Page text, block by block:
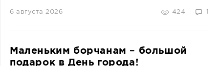
6 августа 2026 424 1
Маленьким борчанам – большой
подарок в День города!